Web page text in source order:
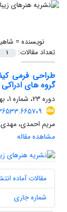
نویسنده =
تعداد مقالات:
1
طراحی فرمی
گروه های ادراکی
دوره 23، شماره 1، بهار 1397، صفحه
مریم احمدی،
مشاهده مقاله
مقالات آماده
شماره جاری